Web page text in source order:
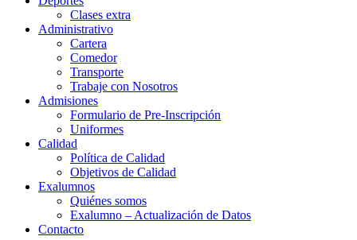
Clases extra
Administrativo
Cartera
Comedor
Transporte
Trabaje con Nosotros
Admisiones
Formulario de Pre-Inscripción
Uniformes
Calidad
Política de Calidad
Objetivos de Calidad
Exalumnos
Quiénes somos
Exalumno – Actualización de Datos
Contacto